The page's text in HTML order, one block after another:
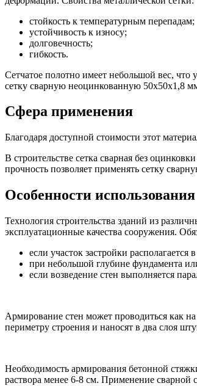
стойкость к температурным перепадам;
устойчивость к износу;
долговечность;
гибкость.
Сетчатое полотно имеет небольшой вес,
сетку сварную неоцинкованную 50х50х1,8
Сфера применения
Благодаря доступной стоимости этот
В строительстве сетка сварная без
прочность позволяет применять сетку
Особенности использования
Технология строительства зданий из
эксплуатационные качества сооружения.
если участок застройки
при небольшой глубине фундамента
если возведение стен выполняется
Армирование стен может проводиться как
периметру строения и наносят в два слоя
Необходимость армирования бетонной
раствора менее 6-8 см. Применение сварной